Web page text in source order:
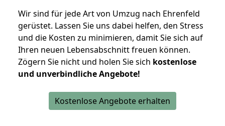
Wir sind für jede Art von Umzug nach Ehrenfeld
gerüstet. Lassen Sie uns dabei helfen, den Stress
und die Kosten zu minimieren, damit Sie sich auf
Ihren neuen Lebensabschnitt freuen können.
Zögern Sie nicht und holen Sie sich kostenlose
und unverbindliche Angebote!
Kostenlose Angebote erhalten